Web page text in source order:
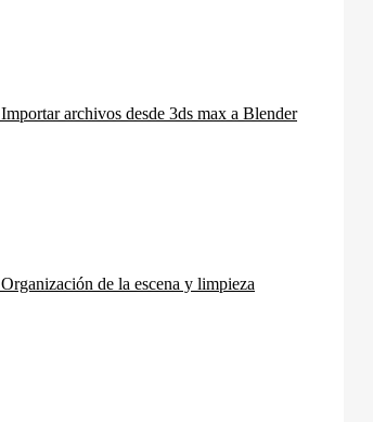
Importar archivos desde 3ds max a Blender
Organización de la escena y limpieza